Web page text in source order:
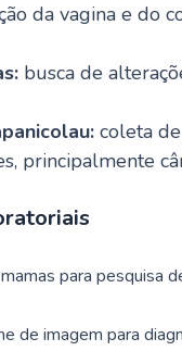
da vagina e do
busca de
coleta
principalmente
para pesquisa
de imagem para